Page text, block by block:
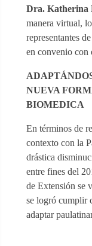
Dra. Katherina
manera virtual,
representantes
en convenio con
NUEVA
BIOMEDICA
En términos de
contexto con la
drástica
entre fines del
de Extensión se
se logró cumplir
adaptar